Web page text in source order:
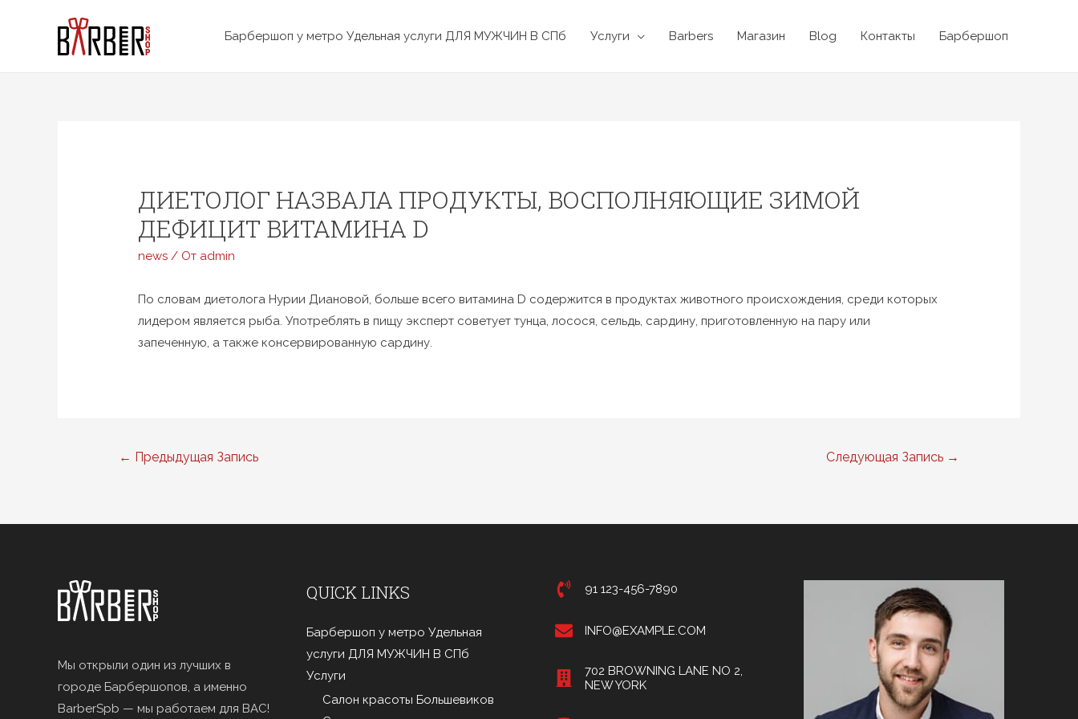
содержимому
Барбершоп у метро Удельная услуги ДЛЯ МУЖЧИН В СПб Услуги Barbers Магазин Blog Контакты Барбершоп
ДИЕТОЛОГ НАЗВАЛА ПРОДУКТЫ, ВОСПОЛНЯЮЩИЕ ЗИМОЙ
ДЕФИЦИТ ВИТАМИНА D
news / От admin
По словам диетолога Нурии Диановой, больше всего витамина D содержится в продуктах животного происхождения, среди которых
лидером является рыба. Употреблять в пищу эксперт советует тунца, лосося, сельдь, сардину, приготовленную на пару или
запеченную, а также консервированную сардину.
Навигация
← Предыдущая Запись Следующая Запись →
Мы открыли один из лучших в
городе Барбершопов, а именно
BarberSpb — мы работаем для ВАС!
QUICK LINKS
Барбершоп у метро Удельная
услуги ДЛЯ МУЖЧИН В СПб
Услуги
Салон красоты Большевиков
91 123-456-7890
INFO@EXAMPLE.COM
702 BROWNING LANE NO 2,
NEW YORK